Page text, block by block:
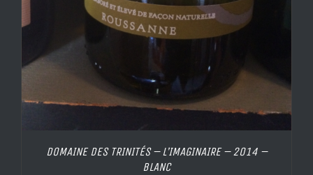
DOMAINE DES TRINITÉS – L’IMAGINAIRE – 2014 –
BLANC